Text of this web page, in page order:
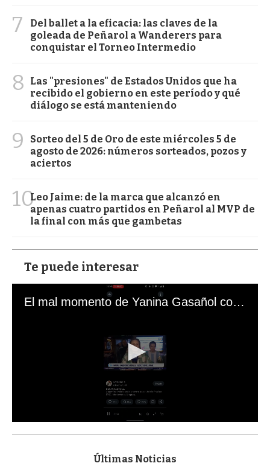
7
Del ballet a la eficacia: las claves de la
goleada de Peñarol a Wanderers para
conquistar el Torneo Intermedio
8
Las "presiones" de Estados Unidos que ha
recibido el gobierno en este período y qué
diálogo se está manteniendo
9
Sorteo del 5 de Oro de este miércoles 5 de
agosto de 2026: números sorteados, pozos y
aciertos
10Leo Jaime: de la marca que alcanzó en
apenas cuatro partidos en Peñarol al MVP de
la final con más que gambetas
Te puede interesar
El mal momento de Yanina Gasañol con un hincha argentino en "Subrayado"
s
Últimas Noticias